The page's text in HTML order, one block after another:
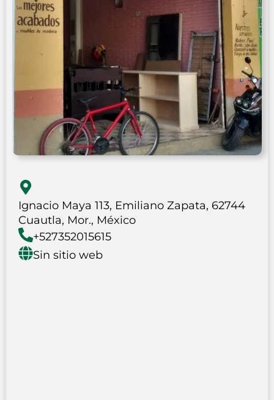
Ignacio Maya 113, Emiliano Zapata, 62744
Cuautla, Mor., México
+527352015615
Sin sitio web